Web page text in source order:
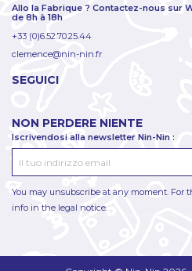
Allo la Fabrique ? Contactez-nous sur
de 8h à 18h
+33 (0)6.52.70.25.44
clemence@nin-nin.fr
SEGUICI
NON PERDERE NIENTE
Iscrivendosi alla newsletter Nin-Nin :
You may unsubscribe at any moment. For
info in the legal notice.